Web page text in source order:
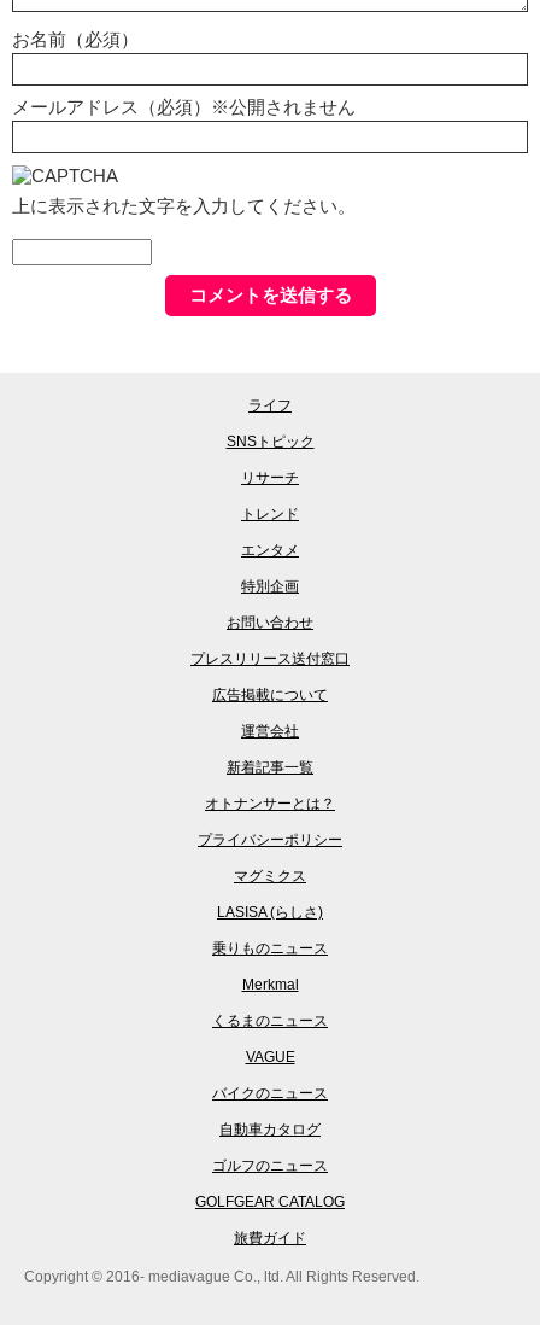
お名前（必須）
メールアドレス（必須）※公開されません
上に表示された文字を入力してください。
ライフ
SNSトピック
リサーチ
トレンド
エンタメ
特別企画
お問い合わせ
プレスリリース送付窓口
広告掲載について
運営会社
新着記事一覧
オトナンサーとは？
プライバシーポリシー
マグミクス
LASISA (らしさ)
乗りものニュース
Merkmal
くるまのニュース
VAGUE
バイクのニュース
自動車カタログ
ゴルフのニュース
GOLFGEAR CATALOG
旅費ガイド
Copyright © 2016- mediavague Co., ltd. All Rights Reserved.